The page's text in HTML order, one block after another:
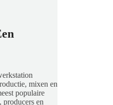
mixen en
populaire
producers en